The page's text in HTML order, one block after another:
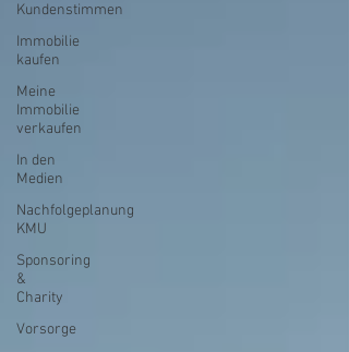
Kundenstimmen
Immobilie
kaufen
Meine
Immobilie
verkaufen
In den
Medien
Nachfolgeplanung
KMU
Sponsoring
&
Charity
Vorsorge